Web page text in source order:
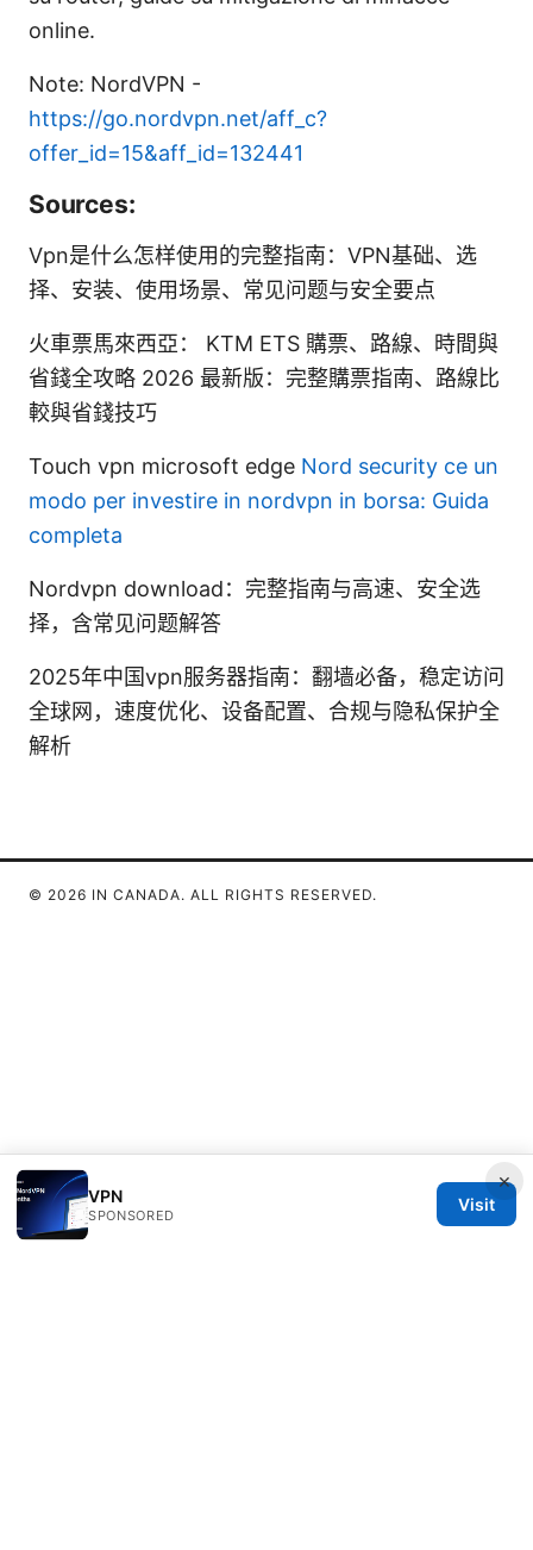
online.
Note: NordVPN -
https://go.nordvpn.net/aff_c?
offer_id=15&aff_id=132441
Sources:
Vpn是什么怎样使用的完整指南：VPN基础、选
择、安装、使用场景、常见问题与安全要点
火車票馬來西亞： KTM ETS 購票、路線、時間與
省錢全攻略 2026 最新版：完整購票指南、路線比
較與省錢技巧
Touch vpn microsoft edge Nord security ce un
modo per investire in nordvpn in borsa: Guida
completa
Nordvpn download：完整指南与高速、安全选
择，含常见问题解答
2025年中国vpn服务器指南：翻墙必备，稳定访问
全球网，速度优化、设备配置、合规与隐私保护全
解析
×
VPN
SPONSORED
Visit
© 2026 IN CANADA. ALL RIGHTS RESERVED.